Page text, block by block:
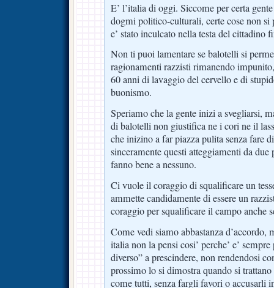
E’ l’italia di oggi. Siccome per certa
dogmi politico-culturali, certe cose non si
e’ stato inculcato nella testa del cittadino
Non ti puoi lamentare se balotelli si
ragionamenti razzisti rimanendo
60 anni di lavaggio del cervello e di
buonismo.
Speriamo che la gente inizi a svegliarsi,
di balotelli non giustifica ne i cori ne il
che inizino a far piazza pulita senza fare
sinceramente questi atteggiamenti da due
fanno bene a nessuno.
Ci vuole il coraggio di squalificare un
ammette candidamente di essere un
coraggio per squalificare il campo anche
Come vedi siamo abbastanza d’accordo,
italia non la pensi cosi’ perche’ e’
diverso” a prescindere, non rendendosi
prossimo lo si dimostra quando si
come tutti, senza fargli favori o accusarli